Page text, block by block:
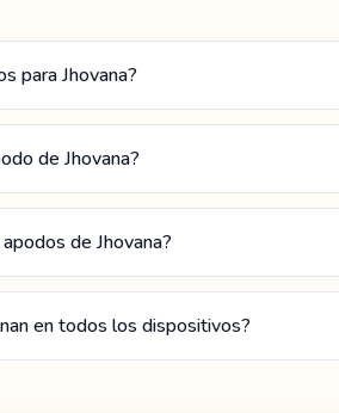
para Jhovana?
de Jhovana?
de Jhovana?
en todos los dispositivos?